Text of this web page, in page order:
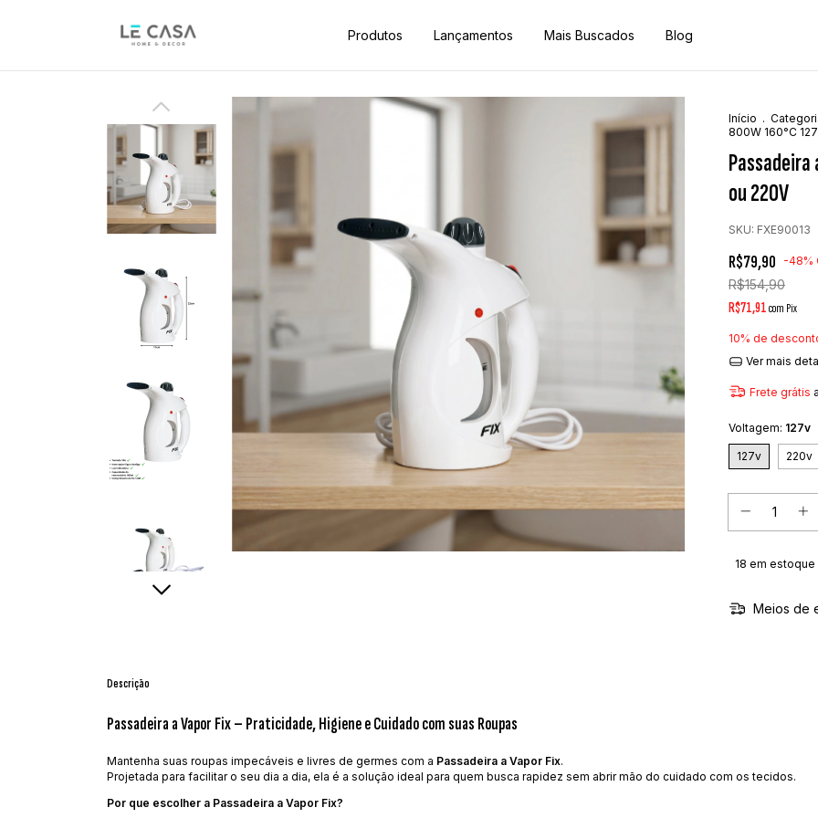
Produtos Lançamentos Mais Buscados Blog
Início .
800W 160°C
ou 220V
SKU: FXE90013
R$79,90 -48%
R$154,90
R$71,91com Pix
10% de
Ver mais
Frete grátis
Voltagem: 127v
127v 220v
18 em estoque
Meios de
Descrição
Passadeira a Vapor Fix – Praticidade, Higiene e Cuidado com suas Roupas
Mantenha suas roupas impecáveis e livres de germes com a Passadeira a Vapor Fix.
Projetada para facilitar o seu dia a dia, ela é a solução ideal para quem busca rapidez sem abrir mão do cuidado com os tecidos.
Por que escolher a Passadeira a Vapor Fix?